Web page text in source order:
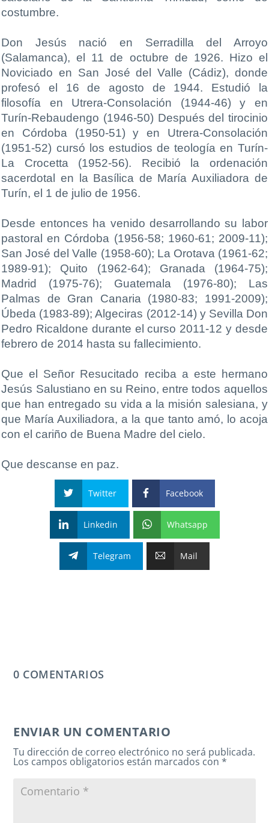
costumbre.
Don Jesús nació en Serradilla del Arroyo
(Salamanca), el 11 de octubre de 1926. Hizo el
Noviciado en San José del Valle (Cádiz), donde
profesó el 16 de agosto de 1944. Estudió la
filosofía en Utrera-Consolación (1944-46) y en
Turín-Rebaudengo (1946-50) Después del tirocinio
en Córdoba (1950-51) y en Utrera-Consolación
(1951-52) cursó los estudios de teología en Turín-
La Crocetta (1952-56). Recibió la ordenación
sacerdotal en la Basílica de María Auxiliadora de
Turín, el 1 de julio de 1956.
Desde entonces ha venido desarrollando su labor
pastoral en Córdoba (1956-58; 1960-61; 2009-11);
San José del Valle (1958-60); La Orotava (1961-62;
1989-91); Quito (1962-64); Granada (1964-75);
Madrid (1975-76); Guatemala (1976-80); Las
Palmas de Gran Canaria (1980-83; 1991-2009);
Úbeda (1983-89); Algeciras (2012-14) y Sevilla Don
Pedro Ricaldone durante el curso 2011-12 y desde
febrero de 2014 hasta su fallecimiento.
Que el Señor Resucitado reciba a este hermano
Jesús Salustiano en su Reino, entre todos aquellos
que han entregado su vida a la misión salesiana, y
que María Auxiliadora, a la que tanto amó, lo acoja
con el cariño de Buena Madre del cielo.
Que descanse en paz.
Twitter Facebook
Linkedin Whatsapp
Telegram Mail
0 COMENTARIOS
ENVIAR UN COMENTARIO
Tu dirección de correo electrónico no será publicada.
Los campos obligatorios están marcados con*